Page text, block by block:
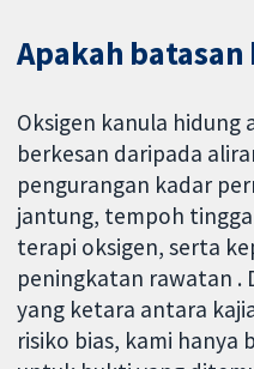
Apakah
Oksigen kanula hidung
berkesan daripada
pengurangan kadar
jantung, tempoh
terapi oksigen, serta
peningkatan rawatan .
yang ketara antara
risiko bias, kami hanya